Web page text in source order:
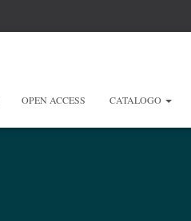
OPEN ACCESS CATALOGO